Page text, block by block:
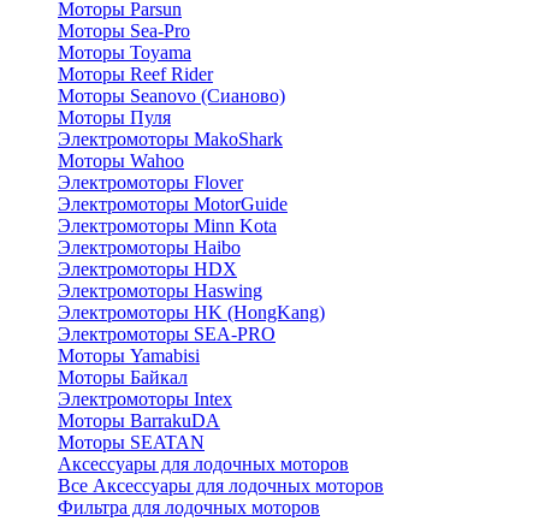
Моторы Parsun
Моторы Sea-Pro
Моторы Toyama
Моторы Reef Rider
Моторы Seanovo (Сианово)
Моторы Пуля
Электромоторы MakoShark
Моторы Wahoo
Электромоторы Flover
Электромоторы MotorGuide
Электромоторы Minn Kota
Электромоторы Haibo
Электромоторы HDX
Электромоторы Haswing
Электромоторы HK (HongKang)
Электромоторы SEA-PRO
Моторы Yamabisi
Моторы Байкал
Электромоторы Intex
Моторы BarrakuDA
Моторы SEATAN
Аксессуары для лодочных моторов
Все Аксессуары для лодочных моторов
Фильтра для лодочных моторов